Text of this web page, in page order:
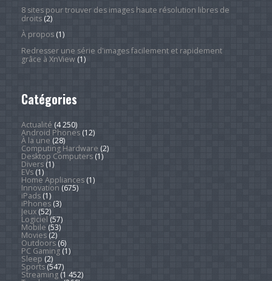
8 sites pour trouver des images haute résolution libres de
droits(2)
À propos(1)
Redresser une série d'images facilement et rapidement
grâce à XnView(1)
Catégories
Actualité (4 250)
Android Phones(12)
À la une (28)
Computing Hardware (2)
Desktop Computers(1)
Divers(1)
EVs(1)
Home Appliances(1)
Innovation (675)
iPads(1)
iPhones(3)
Jeux(52)
Logiciel (57)
Mobile (53)
Movies(2)
Outdoors(6)
PC Gaming(1)
Sleep (2)
Sports(547)
Streaming(1 452)